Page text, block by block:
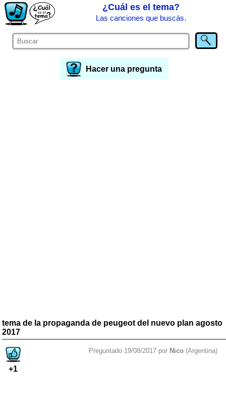
¿Cuál es el tema?
Las canciones que buscás.
Hacer una pregunta
tema de la propaganda de peugeot del nuevo plan agosto
2017
+1
Preguntado 19/08/2017 por Nico (Argentina)